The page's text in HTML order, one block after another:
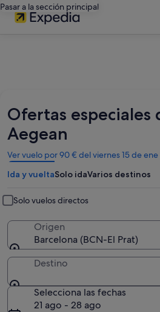
Pasar a la sección principal
Ofertas especiales
Aegean
Ver vuelo por 90 € del viernes 15 de
Se
abre
en
ventana
nueva
Ida y vueltaSolo idaVarios destinos
Solo vuelos directos
Origen
Barcelona (BCN-El Prat)
Destino
Selecciona las fechas
21 ago - 28 ago